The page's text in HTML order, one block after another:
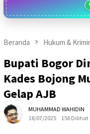
Beranda Hukum &
Bupati Bogor
Kades Bojong
Gelap AJB
MUHAMMAD WAHIDIN
18/07/2025
156 Dilihat